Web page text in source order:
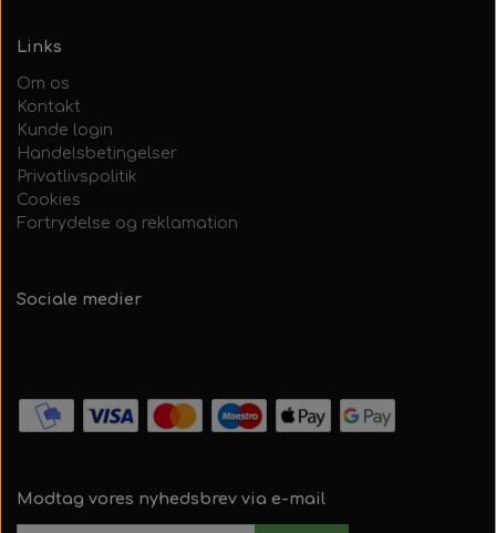
Links
Om os
Kontakt
Kunde login
Handelsbetingelser
Privatlivspolitik
Cookies
Fortrydelse og reklamation
Sociale medier
Modtag vores nyhedsbrev via e-mail